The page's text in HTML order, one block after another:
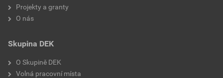
Projekty a granty
O nás
Skupina DEK
O Skupině DEK
Volná pracovní místa